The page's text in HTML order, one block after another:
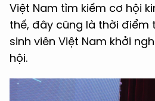
Việt Nam tìm kiếm cơ hội
thế, đây cũng là thời điểm
sinh viên Việt Nam khởi
hội.